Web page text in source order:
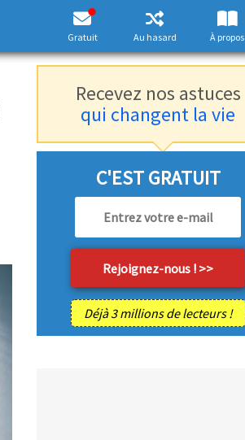
Gratuit Au hasard À propos
Recevez nos astuces
qui changent la vie
C'EST GRATUIT
Déjà 3 millions de lecteurs !